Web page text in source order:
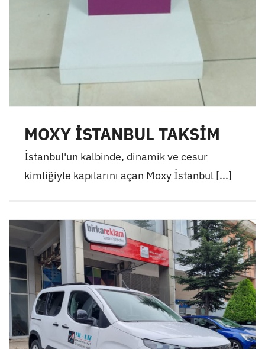
MOXY İSTANBUL TAKSİM
İstanbul'un kalbinde, dinamik ve cesur
kimliğiyle kapılarını açan Moxy İstanbul [...]